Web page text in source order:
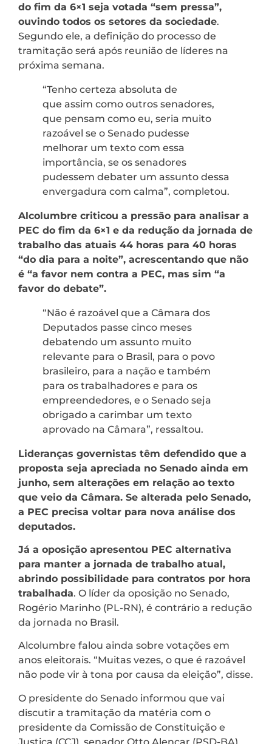
do fim da 6×1 seja votada “sem pressa”,
ouvindo todos os setores da sociedade.
Segundo ele, a definição do processo de
tramitação será após reunião de líderes na
próxima semana.
“Tenho certeza absoluta de
que assim como outros senadores,
que pensam como eu, seria muito
razoável se o Senado pudesse
melhorar um texto com essa
importância, se os senadores
pudessem debater um assunto dessa
envergadura com calma”, completou.
Alcolumbre criticou a pressão para analisar a
PEC do fim da 6×1 e da redução da jornada de
trabalho das atuais 44 horas para 40 horas
“do dia para a noite”, acrescentando que não
é “a favor nem contra a PEC, mas sim “a
favor do debate”.
“Não é razoável que a Câmara dos
Deputados passe cinco meses
debatendo um assunto muito
relevante para o Brasil, para o povo
brasileiro, para a nação e também
para os trabalhadores e para os
empreendedores, e o Senado seja
obrigado a carimbar um texto
aprovado na Câmara”, ressaltou.
Lideranças governistas têm defendido que a
proposta seja apreciada no Senado ainda em
junho, sem alterações em relação ao texto
que veio da Câmara. Se alterada pelo Senado,
a PEC precisa voltar para nova análise dos
deputados.
Já a oposição apresentou PEC alternativa
para manter a jornada de trabalho atual,
abrindo possibilidade para contratos por hora
trabalhada. O líder da oposição no Senado,
Rogério Marinho (PL-RN), é contrário a redução
da jornada no Brasil.
Alcolumbre falou ainda sobre votações em
anos eleitorais. “Muitas vezes, o que é razoável
não pode vir à tona por causa da eleição”, disse.
O presidente do Senado informou que vai
discutir a tramitação da matéria com o
presidente da Comissão de Constituição e